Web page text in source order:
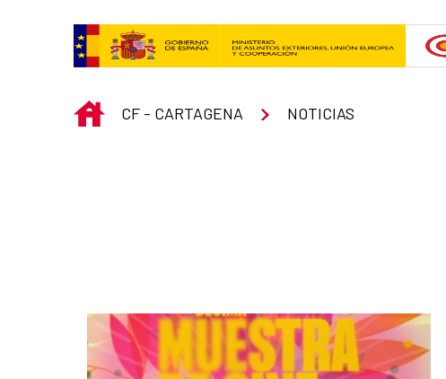
INICIO
CF - CARTAGENA NOTICIAS